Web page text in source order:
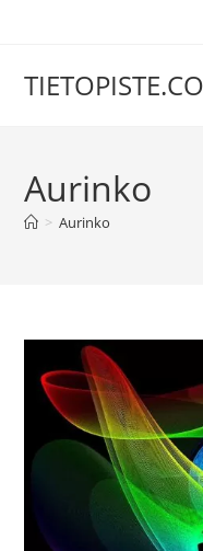
Aurinko
> Aurinko